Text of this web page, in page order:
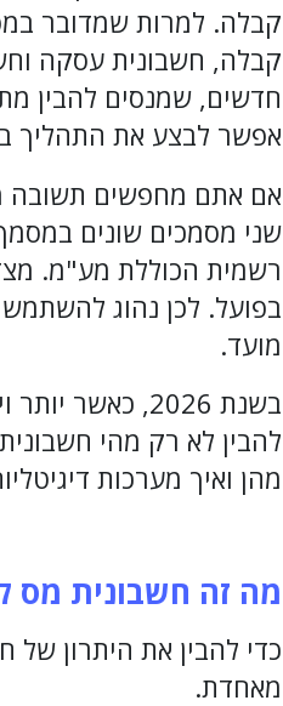
קבלה. למרות שמדובר
קבלה, חשבונית עסקה
חדשים, שמנסים להבין
אפשר לבצע את התהליך
אם אתם מחפשים תשובה
שני מסמכים שונים
רשמית הכוללת מע"מ.
בפועל. לכן נהוג
מועד.
בשנת 2026,
להבין לא רק מהי
מהן ואיך מערכות
מה זה חשבונית
כדי להבין את היתרון
מאחדת.